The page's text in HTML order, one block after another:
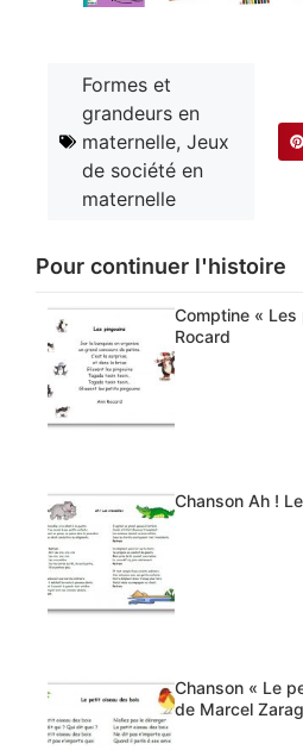
Formes et
grandeurs en
maternelle, Jeux
de société en
maternelle
Pour continuer l'histoire
Comptine « Les
Rocard
Chanson Ah !
Chanson « Le
de Marcel